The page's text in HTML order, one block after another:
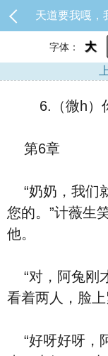
字体： 大
6.（微h）你
第6章
“奶奶，我们
您的。”计薇生
他。
“对，阿兔刚
看着两人，脸上
“好呀好呀，